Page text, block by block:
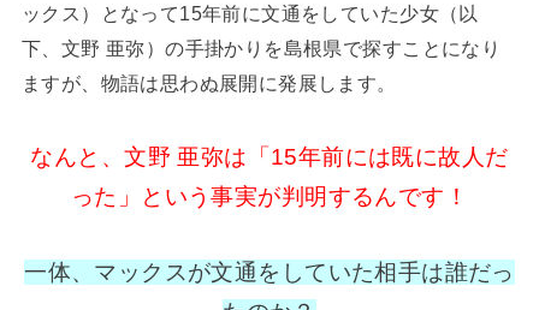
ックス）となって15年前に文通をしていた少女（以
下、文野 亜弥）の手掛かりを島根県で探すことになり
ますが、物語は思わぬ展開に発展します。
なんと、文野 亜弥は「15年前には既に故人だ
った」という事実が判明するんです！
一体、マックスが文通をしていた相手は誰だっ